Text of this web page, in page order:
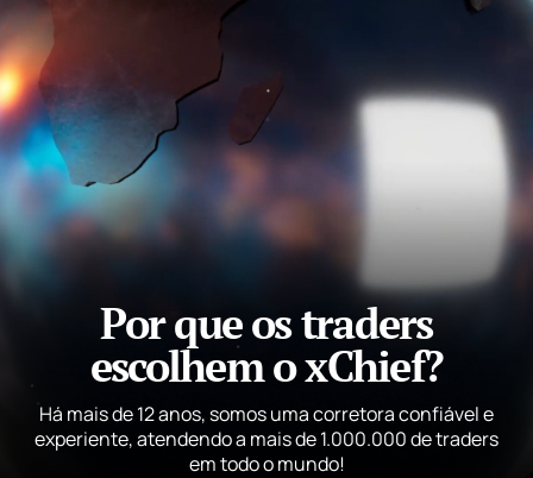
Empresa
Parcerias
Por que os traders
escolhem o xChief?
Há mais de 12 anos, somos uma corretora confiável e
experiente, atendendo a mais de 1.000.000 de traders
em todo o mundo!